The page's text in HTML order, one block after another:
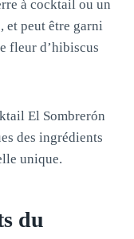
à cocktail ou un
et peut être garni
fleur d’hibiscus
El Sombrerón
des ingrédients
unique.
du